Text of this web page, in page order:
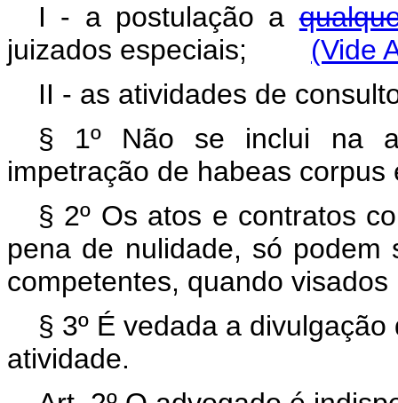
I - a postulação a
juizados especiais; (Vide
II - as atividades de
§ 1º Não se inclui na
impetração de habeas
§ 2º Os atos e contratos
pena de nulidade, só
competentes, quando
§ 3º É vedada a
atividade.